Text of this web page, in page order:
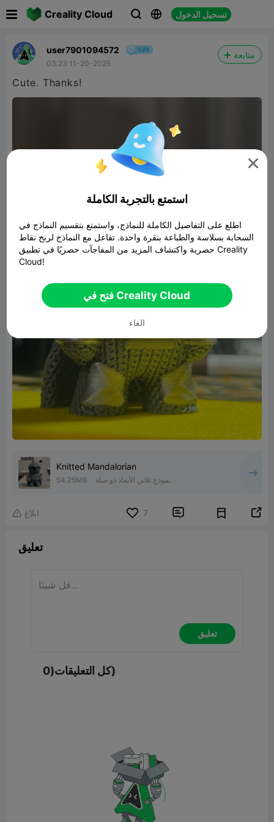
Creality Cloud   تسجيل الدخول
user7901094572
03:23 11-20-2025
متابعة
Cute. Thanks!
Knitted Mandalorian
54.25MB نموذج ثلاثي الأبعاد ذو صلة
 ابلاغ 7  
تعليق
تعليق
كل التعليقات(0)

استمتع بالتجربة الكاملة
اطلع على التفاصيل الكاملة للنماذج، واستمتع بتقسيم النماذج في
السحابة بسلاسة والطباعة بنقرة واحدة. تفاعل مع النماذج لربح نقاط
حصرية واكتشاف المزيد من المفاجآت حصريًا في تطبيق Creality
Cloud!
فتح في Creality Cloud
الغاء